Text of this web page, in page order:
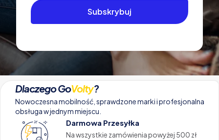
Dlaczego GoVolty?
Nowoczesna mobilność, sprawdzone marki i profesjonalna
obsługa w jednym miejscu.
Darmowa Przesyłka
Na wszystkie zamówienia powyżej 500 zł